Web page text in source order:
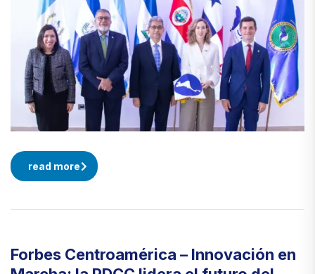
read more
Forbes Centroamérica – Innovación en